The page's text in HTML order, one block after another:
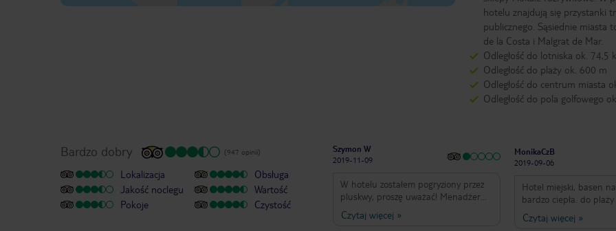
hotelu znajdują się przystanki
publicznego. Sąsiednie miasta
de la Costa i Malgrat de Mar.
Odległość do lotniska ok. 74,5
Odległość do plaży ok. 600 m
Odległość do centrum miasta
Odległość do pola golfowego
Bardzo dobry (947 opinii)
Lokalizacja
Jakość noclegu
Pokoje
Obsługa
Wartość
Czystość
Szymon W
2019-11-09
W hotelu zostałem pogryziony przez
pluskwy, proszę uważać! Menadżer
hotelu chamski i arogancki, jedynie
traktuje się tam dobrze gości z Anglii,
Czytaj więcej »
MonikaCzB
2019-09-06
Hotel miejski, basen
bardzo ciepła. do
ok15-20 min. Plaża nie
piaszczysta, drobne kamyczki, dzięki
Czytaj więcej »